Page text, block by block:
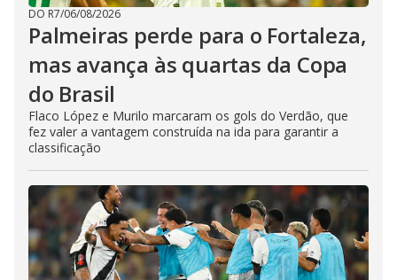
DO R7/06/08/2026
Palmeiras perde para o Fortaleza,
mas avança às quartas da Copa
do Brasil
Flaco López e Murilo marcaram os gols do Verdão, que
fez valer a vantagem construída na ida para garantir a
classificação